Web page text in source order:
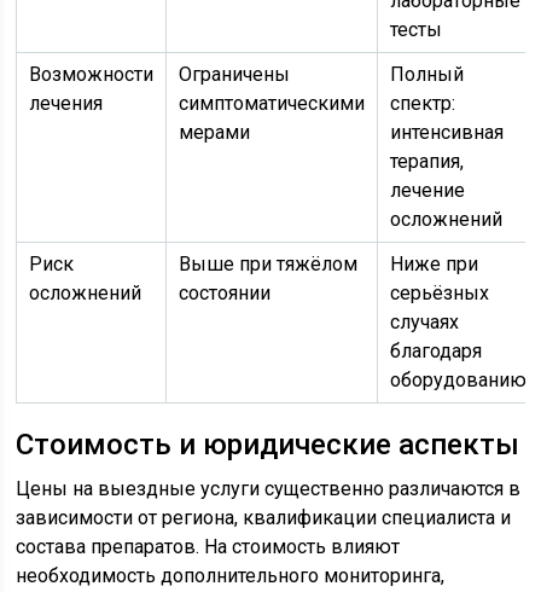
тесты
Возможности
лечения
Ограничены
симптоматическими
мерами
Полный
спектр:
интенсивная
терапия,
лечение
осложнений
Риск
осложнений
Выше при тяжёлом
состоянии
Ниже при
серьёзных
случаях
благодаря
оборудованию
Стоимость и юридические аспекты
Цены на выездные услуги существенно различаются в
зависимости от региона, квалификации специалиста и
состава препаратов. На стоимость влияют
необходимость дополнительного мониторинга,